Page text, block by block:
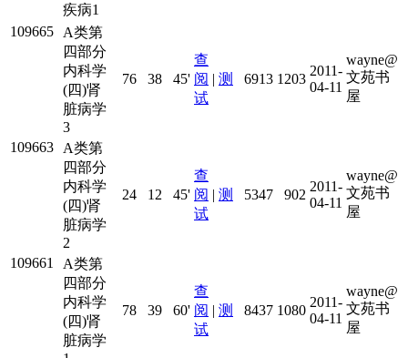
疾病1
109665
A类第
四部分
内科学
(四)肾
脏病学
3
76 38 45'
查
阅 | 测
试
6913 1203
2011-
04-11
wayne@
文苑书
屋
109663
A类第
四部分
内科学
(四)肾
脏病学
2
24 12 45'
查
阅 | 测
试
5347 902
2011-
04-11
wayne@
文苑书
屋
109661
A类第
四部分
内科学
(四)肾
脏病学
78 39 60'
查
阅 | 测
试
8437 1080
2011-
04-11
wayne@
文苑书
屋